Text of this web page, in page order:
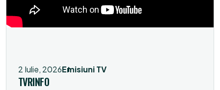
2 Iulie, 2026Emisiuni TV
TVRINFO